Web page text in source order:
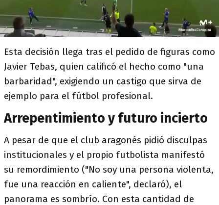
Esta decisión llega tras el pedido de figuras como
Javier Tebas, quien calificó el hecho como "una
barbaridad", exigiendo un castigo que sirva de
ejemplo para el fútbol profesional.
Arrepentimiento y futuro incierto
A pesar de que el club aragonés pidió disculpas
institucionales y el propio futbolista manifestó
su remordimiento ("No soy una persona violenta,
fue una reacción en caliente", declaró), el
panorama es sombrío. Con esta cantidad de